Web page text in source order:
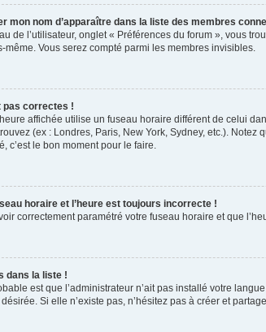
mon nom d’apparaître dans la liste des membres
de l’utilisateur, onglet « Préférences du forum », vous
même. Vous serez compté parmi les membres invisibles.
pas correctes !
affichée utilise un fuseau horaire différent de celui
(ex : Londres, Paris, New York, Sydney, etc.).
c’est le bon moment pour le faire.
horaire et l’heure est toujours incorrecte !
correctement paramétré votre fuseau horaire et que
dans la liste !
est que l’administrateur n’ait pas installé votre
Si elle n’existe pas, n’hésitez pas à créer et